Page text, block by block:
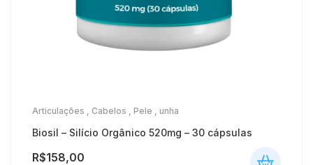
Articulações Cabelos Pele unha
Biosil – Silício Orgânico 520mg – 30 cápsulas
R$158,00